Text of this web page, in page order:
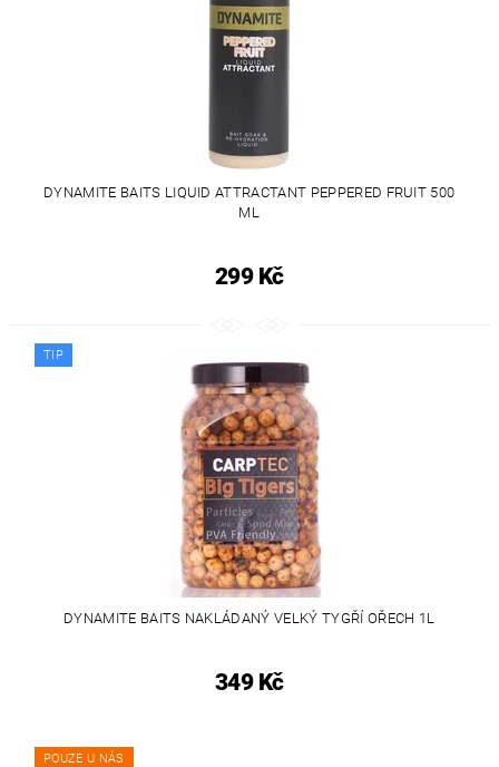
DYNAMITE BAITS LIQUID ATTRACTANT PEPPERED FRUIT 500
ML
299 Kč
TIP
DYNAMITE BAITS NAKLÁDANÝ VELKÝ TYGŘÍ OŘECH 1L
349 Kč
POUZE U NÁS